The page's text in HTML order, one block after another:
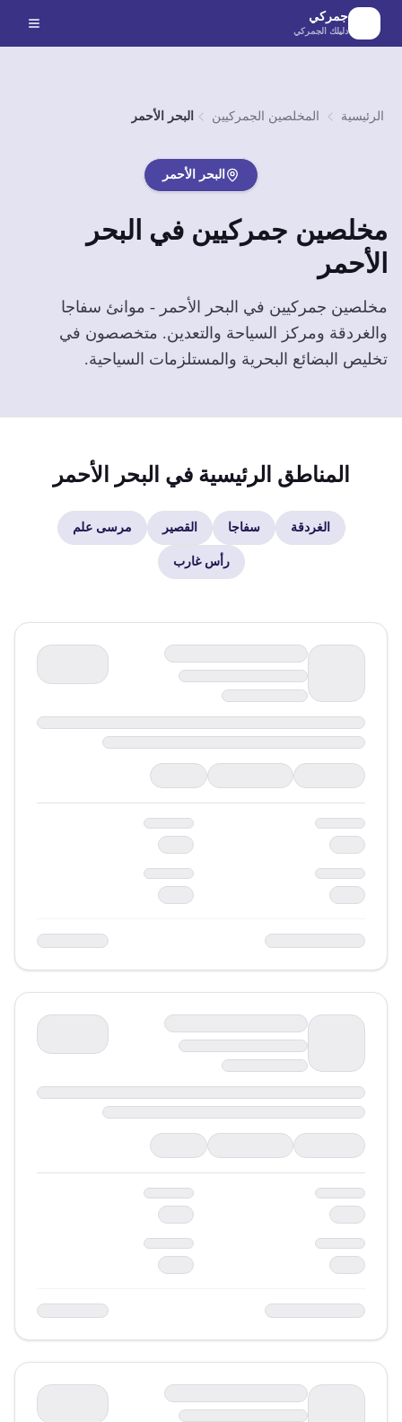
الانتقال إلى المحتوى الرئيسي
جمركي
دليلك الجمركي
الرئيسية المخلصين الجمركيين البحر الأحمر
البحر الأحمر
مخلصين جمركيين في البحر
الأحمر
مخلصين جمركيين في البحر الأحمر - موانئ سفاجا
والغردقة ومركز السياحة والتعدين. متخصصون في
تخليص البضائع البحرية والمستلزمات السياحية.
المناطق الرئيسية في البحر الأحمر
الغردقة سفاجا القصير مرسى علم
رأس غارب